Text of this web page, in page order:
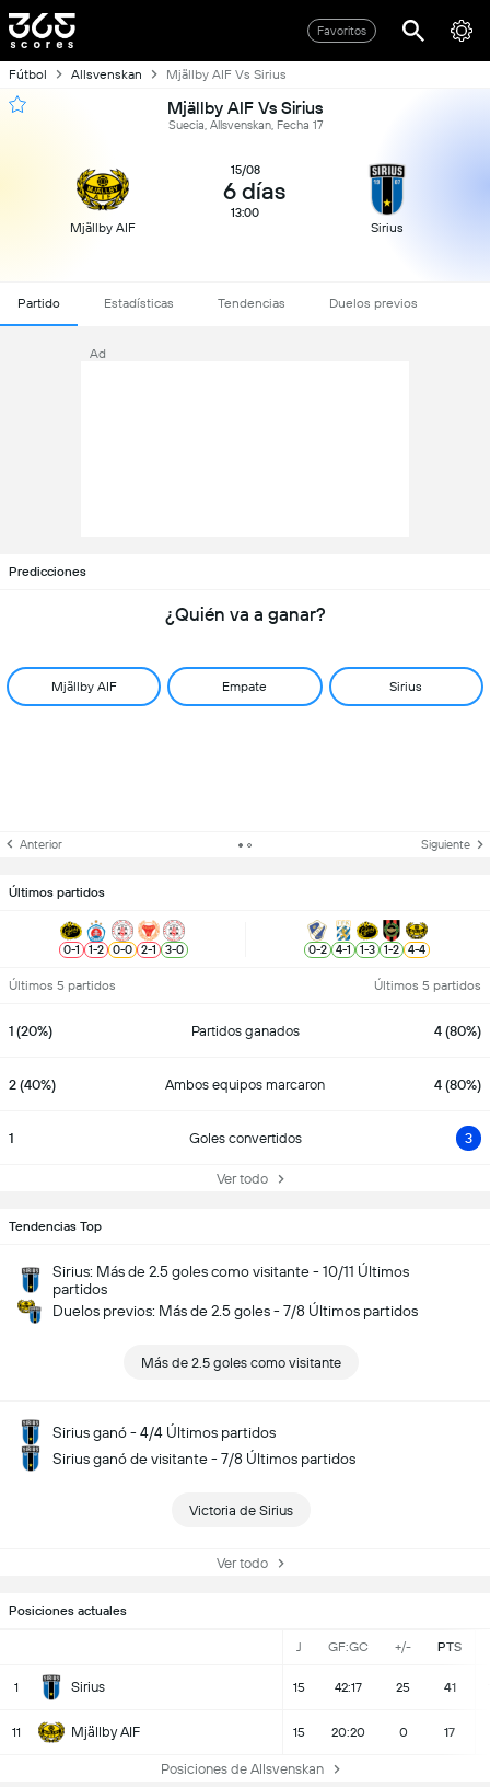
Favoritos
Fútbol Allsvenskan Mjällby AIF Vs Sirius
Mjällby AIF Vs Sirius
Suecia, Allsvenskan, Fecha 17
Mjällby AIF
15/08
6 días
13:00
Sirius
Partido Estadísticas Tendencias Duelos previos
Ad
Predicciones
¿Quién va a ganar?
Mjällby AIF Empate Sirius
Anterior Siguiente
Últimos partidos
0-1 1-2 0-0 2-1 3-0 0-2 4-1 1-3 1-2 4-4
Últimos 5 partidos Últimos 5 partidos
1 (20%) Partidos ganados 4 (80%)
2 (40%) Ambos equipos marcaron 4 (80%)
1 Goles convertidos 3
Ver todo
Tendencias Top
Sirius: Más de 2.5 goles como visitante - 10/11 Últimos
partidos
Duelos previos: Más de 2.5 goles - 7/8 Últimos partidos
Más de 2.5 goles como visitante
Sirius ganó - 4/4 Últimos partidos
Sirius ganó de visitante - 7/8 Últimos partidos
Victoria de Sirius
Ver todo
Posiciones actuales
J GF:GC +/- PTS
1 Sirius 15 42:17 25 41
11 Mjällby AIF 15 20:20 0 17
Posiciones de Allsvenskan